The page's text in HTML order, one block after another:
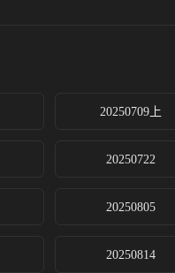
20250709上
20250722
20250805
20250814